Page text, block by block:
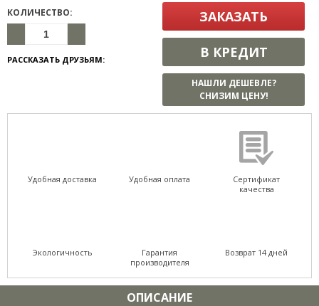
КОЛИЧЕСТВО:
РАССКАЗАТЬ ДРУЗЬЯМ:
ЗАКАЗАТЬ
В КРЕДИТ
НАШЛИ ДЕШЕВЛЕ?
СНИЗИМ ЦЕНУ!
Удобная доставка Удобная оплата
Сертификат
качества
Экологичность
Гарантия
производителя
Возврат 14 дней
ОПИСАНИЕ